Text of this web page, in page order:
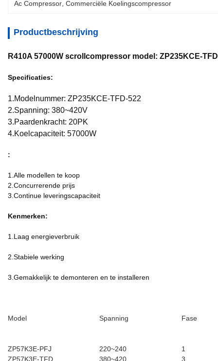
Ac Compressor Commerciële Koelingscompressor
Productbeschrijving
R410A 57000W scrollcompressor model: ZP235KCE-
Specificaties:
1.Modelnummer: ZP235KCE-TFD-522
2.Spanning: 380~420V
3.Paardenkracht: 20PK
4.Koelcapaciteit: 57000W
:
1.Alle modellen te koop
2.Concurrerende prijs
3.Continue leveringscapaciteit
Kenmerken:
1.Laag energieverbruik
2.Stabiele werking
3.Gemakkelijk te demonteren en te installeren
Model Spanning Fase
ZP57K3E-PFJ 220~240
1
ZP57K3E-TFD
380~420 3